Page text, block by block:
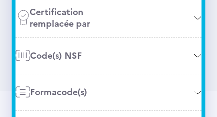
Certification
remplacée par
Code(s) NSF
Formacode(s)